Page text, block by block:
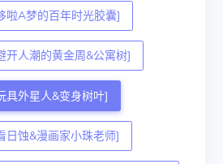
啦A梦的百年时光胶囊]
开人潮的黄金周&公寓树]
具外星人&变身树叶]
日蚀&漫画家小珠老师]